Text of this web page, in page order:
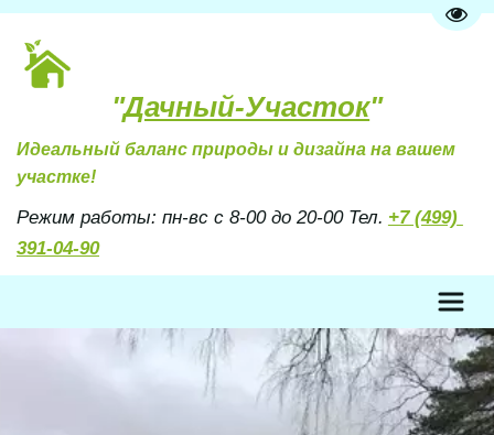
"Дачный-Участок"
Идеальный баланс природы и дизайна на вашем
участке!
Режим работы: пн-вс с 8-00 до 20-00 Тел. +7 (499)
391-04-90